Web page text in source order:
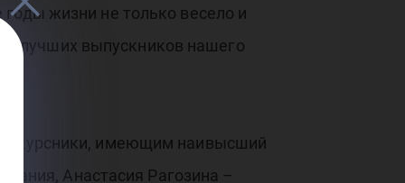
жизни не только весело и
лучших выпускников нашего
имеющим наивысший
Анастасия Рагозина –